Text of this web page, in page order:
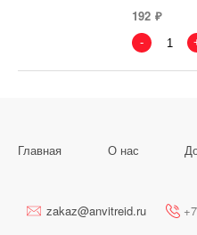
192
-
Главная О нас
zakaz@anvitreid.ru